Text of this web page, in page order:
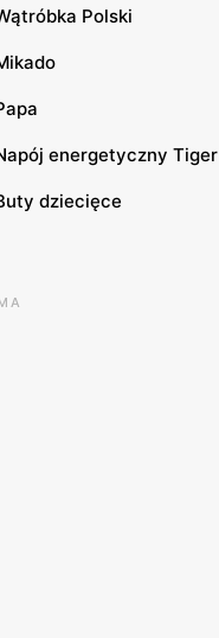
Polski
energetyczny Tiger
dziecięce